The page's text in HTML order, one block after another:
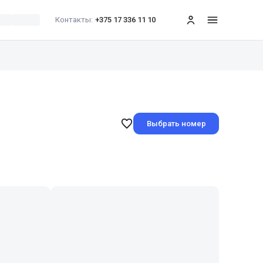
Контакты: +375 17 336 11 10 меню
Выбрать номер